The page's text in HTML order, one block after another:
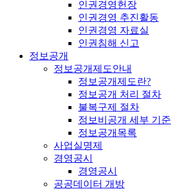
인권경영헌장
인권경영 추진활동
인권경영 자료실
인권침해 신고
정보공개
정보공개제도안내
정보공개제도란?
정보공개 처리 절차
불복구제 절차
정보비공개 세부 기준
정보공개목록
사업실명제
경영공시
경영공시
공공데이터 개방